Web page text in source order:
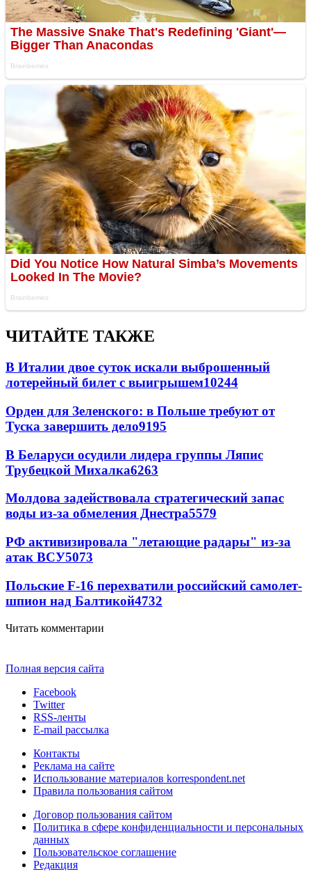
ЧИТАЙТЕ ТАКЖЕ
В Италии двое суток искали выброшенный
лотерейный билет с выигрышем10244
Орден для Зеленского: в Польше требуют от
Туска завершить дело9195
В Беларуси осудили лидера группы Ляпис
Трубецкой Михалка6263
Молдова задействовала стратегический запас
воды из-за обмеления Днестра5579
РФ активизировала "летающие радары" из-за
атак ВСУ5073
Польские F-16 перехватили российский самолет-
шпион над Балтикой4732
Читать комментарии
Полная версия сайта
Facebook
Twitter
RSS-ленты
E-mail рассылка
Контакты
Реклама на сайте
Использование материалов korrespondent.net
Правила пользования сайтом
Договор пользования сайтом
Политика в сфере конфиденциальности и персональных
данных
Пользовательское соглашение
Редакция